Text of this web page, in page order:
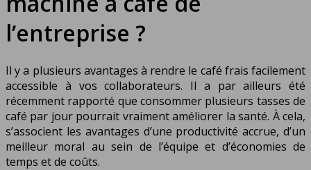
l’entreprise ?
Il y a plusieurs avantages à rendre le café frais facilement
accessible à vos collaborateurs. Il a par ailleurs été
récemment rapporté que consommer plusieurs tasses de
café par jour pourrait vraiment améliorer la santé. À cela,
s’associent les avantages d’une productivité accrue, d’un
meilleur moral au sein de l’équipe et d’économies de
temps et de coûts.